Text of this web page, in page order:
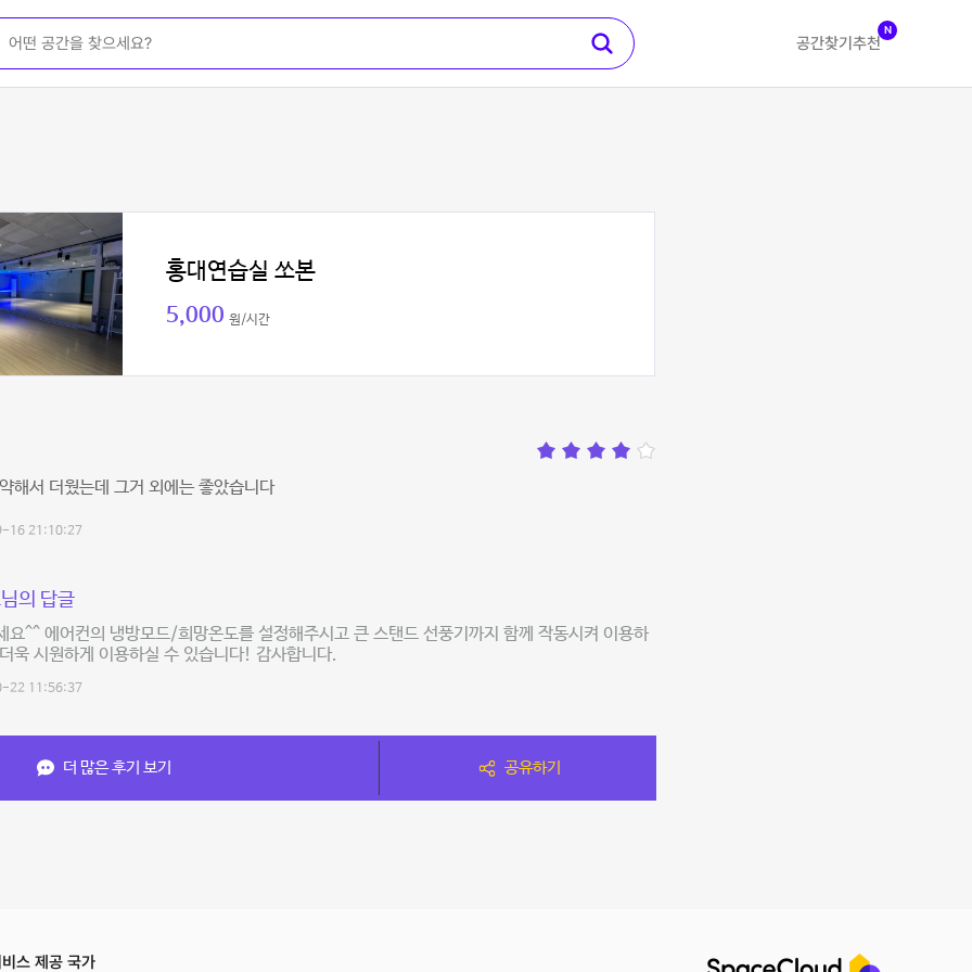
공간찾기 추천
N
홍대연습실 쏘본
5,000 원/시간
해서 더웠는데 그거 외에는 좋았습니다
16 21:10:27
의 답글
요^^ 에어컨의 냉방모드/희망온도를 설정해주시고 큰 스탠드 선풍기까지 함께 작동시켜 이용하
욱 시원하게 이용하실 수 있습니다! 감사합니다.
22 11:56:37
더 많은 후기 보기 공유하기
스 제공 국가